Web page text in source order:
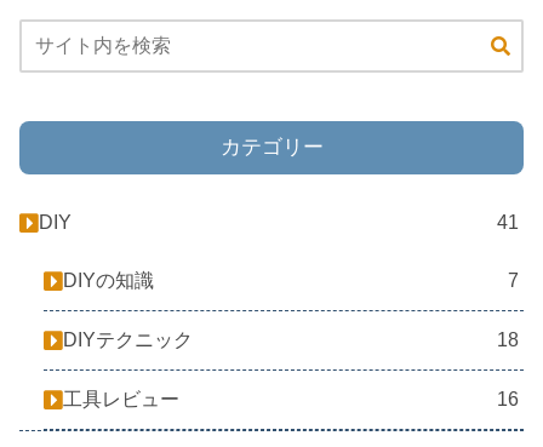
カテゴリー
DIY 41
DIYの知識 7
DIYテクニック 18
工具レビュー 16